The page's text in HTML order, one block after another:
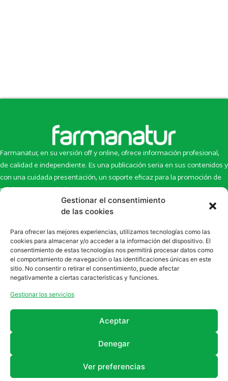
Gestionar el consentimiento
de las cookies
Para ofrecer las mejores experiencias, utilizamos tecnologías como las
cookies para almacenar y/o acceder a la información del dispositivo. El
consentimiento de estas tecnologías nos permitirá procesar datos como
el comportamiento de navegación o las identificaciones únicas en este
sitio. No consentir o retirar el consentimiento, puede afectar
negativamente a ciertas características y funciones.
Gestionar los servicios
Aceptar
Denegar
Ver preferencias
Farmanatur, en su versión off y online, ofrece información profesional,
de calidad e independiente. Es una publicación seria en sus contenidos y
con una cuidada presentación, un soporte eficaz para la promoción de
productos y novedades.
Inicio
Newsletter
Eco Multimedia
Contacto
Artículos
Escaparate
Enlaces de interés
SUSCRÍBETE A NUESTRO NEWSLETTER
la sección deNewsletter
Revista Farmanatur